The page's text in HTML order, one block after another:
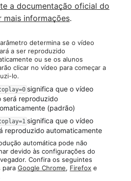
a documentação oficial do
mais informações.
determina se o vídeo
a ser reproduzido
ou se os alunos
clicar no vídeo para começar a
lo.
significa que o vídeo
será reproduzido
(padrão)
significa que o vídeo
reproduzido automaticamente
automática pode não
devido às configurações do
Confira os seguintes
paraGoogle Chrome, Firefox e